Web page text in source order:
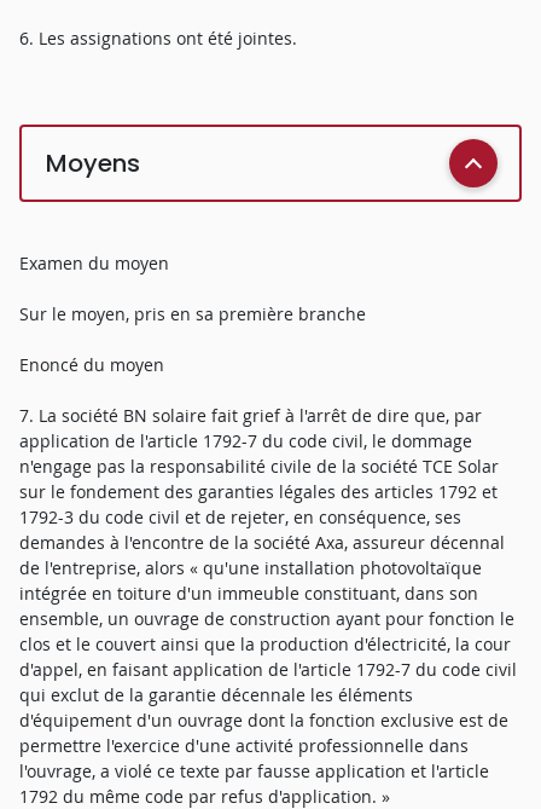
6. Les assignations ont été jointes.
Moyens
Examen du moyen
Sur le moyen, pris en sa première branche
Enoncé du moyen
7. La société BN solaire fait grief à l'arrêt de dire que, par
application de l'article 1792-7 du code civil, le dommage
n'engage pas la responsabilité civile de la société TCE Solar
sur le fondement des garanties légales des articles 1792 et
1792-3 du code civil et de rejeter, en conséquence, ses
demandes à l'encontre de la société Axa, assureur décennal
de l'entreprise, alors « qu'une installation photovoltaïque
intégrée en toiture d'un immeuble constituant, dans son
ensemble, un ouvrage de construction ayant pour fonction le
clos et le couvert ainsi que la production d'électricité, la cour
d'appel, en faisant application de l'article 1792-7 du code civil
qui exclut de la garantie décennale les éléments
d'équipement d'un ouvrage dont la fonction exclusive est de
permettre l'exercice d'une activité professionnelle dans
l'ouvrage, a violé ce texte par fausse application et l'article
1792 du même code par refus d'application. »